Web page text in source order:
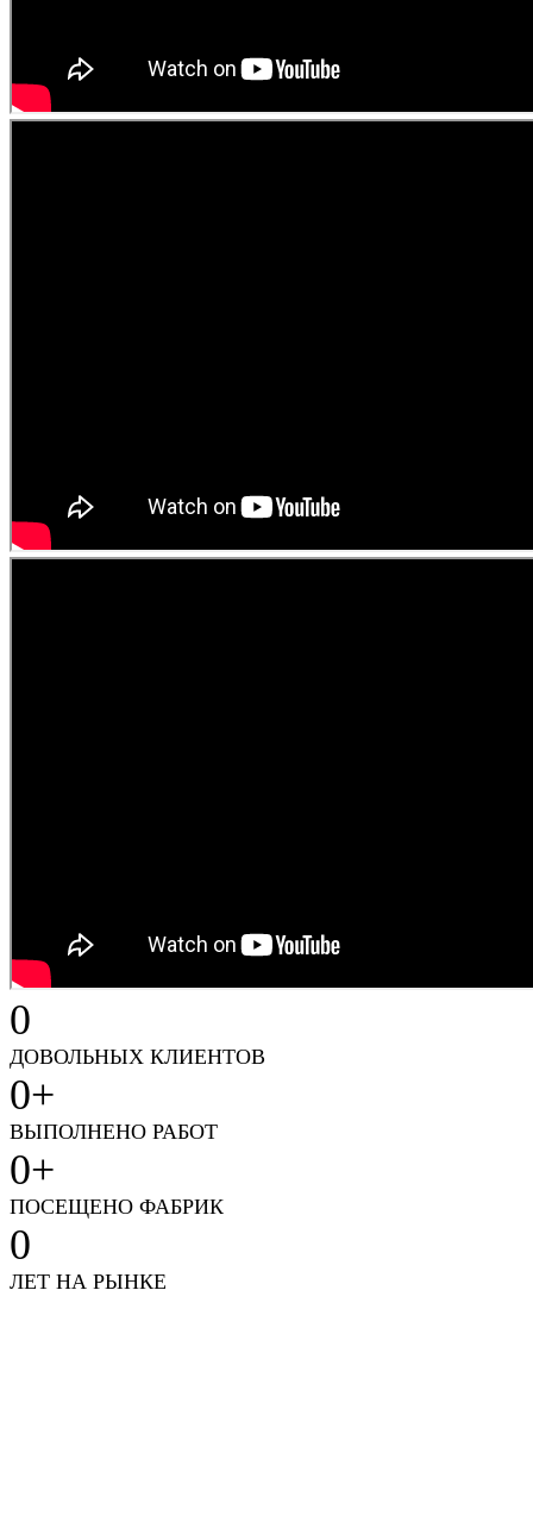
0
ДОВОЛЬНЫХ КЛИЕНТОВ
0+
ВЫПОЛНЕНО РАБОТ
0+
ПОСЕЩЕНО ФАБРИК
0
ЛЕТ НА РЫНКЕ